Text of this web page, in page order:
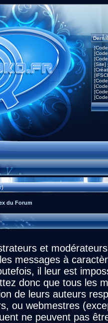
[Site]
)
du Forum
et
messages à
il leur est
donc que tous les
de leurs auteurs
ou webmestres
ne peuvent pas